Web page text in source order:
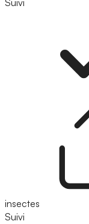
Suivi
insectes
Suivi